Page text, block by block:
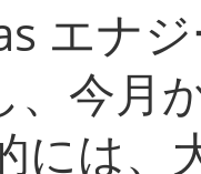
エナ
、今月
には、